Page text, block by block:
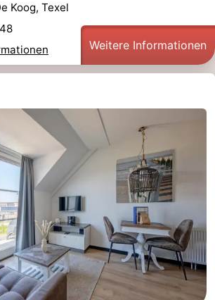
Koog, Texel
Weitere Informationen